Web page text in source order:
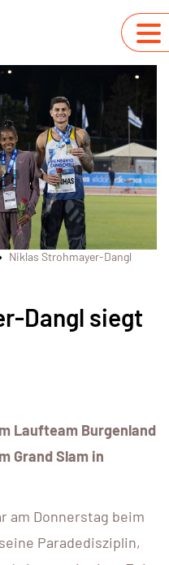
Niklas Strohmayer-Dangl
Dangl siegt
Laufteam Burgenland
Grand Slam in
am Donnerstag beim
Paradedisziplin,